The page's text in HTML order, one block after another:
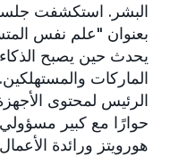
بعنوان "علم نفس
يحدث حين يصبح
الماركات
حوارًا مع كبير مسؤولي
هورويتز ورائدة